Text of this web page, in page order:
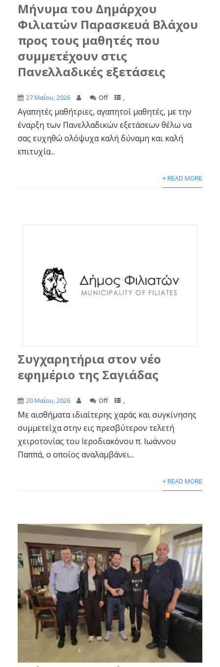
Μήνυμα του Δημάρχου
Φιλιατών Παρασκευά Βλάχου
προς τους μαθητές που
συμμετέχουν στις
Πανελλαδικές εξετάσεις
27 Μαΐου, 2026 Off ,
Αγαπητές μαθήτριες, αγαπητοί μαθητές, με την
έναρξη των Πανελλαδικών εξετάσεων θέλω να
σας ευχηθώ ολόψυχα καλή δύναμη και καλή
επιτυχία...
+ READ MORE
Συγχαρητήρια στον νέο
εφημέριο της Σαγιάδας
20 Μαΐου, 2026 Off ,
Με αισθήματα ιδιαίτερης χαράς και συγκίνησης
συμμετείχα στην εις πρεσβύτερον τελετή
χειροτονίας του Ιεροδιακόνου π. Ιωάννου
Παππά, ο οποίος αναλαμβάνει...
+ READ MORE